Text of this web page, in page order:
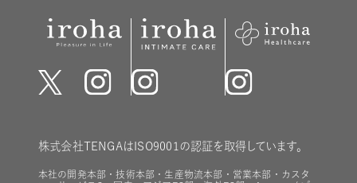
株式会社TENGAはISO9001の認証を取得しています。
本社の開発本部・技術本部・生産物流本部・営業本部・カスタ